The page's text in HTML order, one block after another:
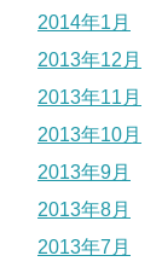
2014年1月
2013年12月
2013年11月
2013年10月
2013年9月
2013年8月
2013年7月